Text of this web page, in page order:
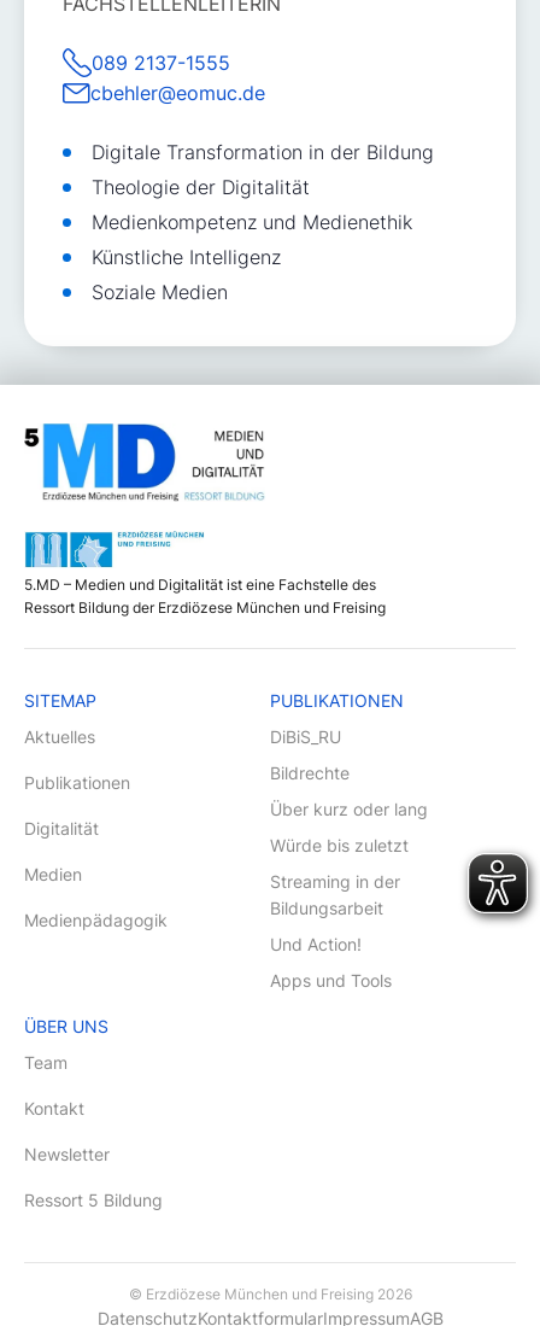
089 2137-1555
cbehler@eomuc.de
Digitale Transformation in der Bildung
Theologie der Digitalität
Medienkompetenz und Medienethik
Künstliche Intelligenz
Soziale Medien
5.MD – Medien und Digitalität ist eine Fachstelle des
Ressort Bildung der Erzdiözese München und Freising
SITEMAP
Aktuelles
Publikationen
Digitalität
Medien
Medienpädagogik
PUBLIKATIONEN
DiBiS_RU
Bildrechte
Über kurz oder lang
Würde bis zuletzt
Streaming in der
Bildungsarbeit
Und Action!
Apps und Tools
ÜBER UNS
Team
Kontakt
Newsletter
Ressort 5 Bildung
© Erzdiözese München und Freising 2026
DatenschutzKontaktformularImpressumAGB